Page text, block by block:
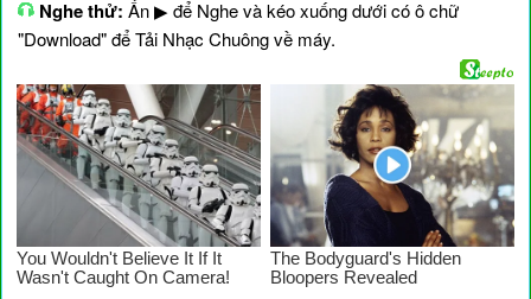
Nghe thử: Ấn ▶ để Nghe và kéo xuống dưới có ô chữ
"Download" để Tải Nhạc Chuông về máy.